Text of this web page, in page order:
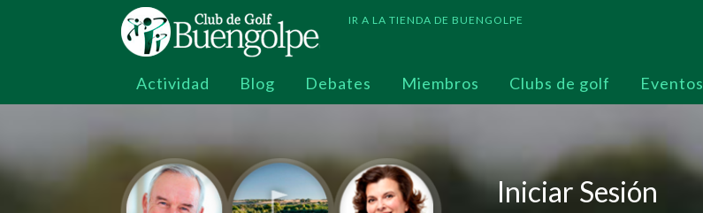
IR A LA TIENDA DE BUENGOLPE
Actividad Blog Debates Miembros Clubs de golf Eventos
Iniciar Sesión